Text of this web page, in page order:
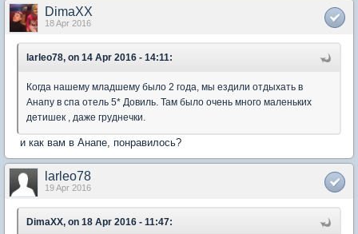
DimaXX
18 Apr 2016
larleo78, on 14 Apr 2016 - 14:11:
Когда нашему младшему было 2 года, мы ездили отдыхать в
Анапу в спа отель 5* Довиль. Там было очень много маленьких
детишек , даже груднечки.
и как вам в Анапе, понравилось?
larleo78
19 Apr 2016
DimaXX, on 18 Apr 2016 - 11:47: